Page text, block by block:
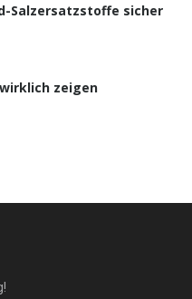
Salzersatzstoffe sicher
zeigen